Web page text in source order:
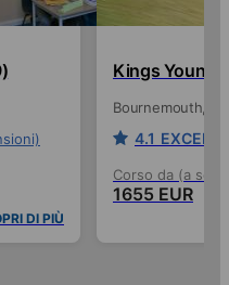
DI PIÙ
Kings Young
Bournemouth
4.1
Corso da (a
1655 EUR